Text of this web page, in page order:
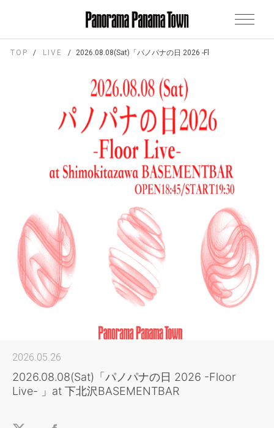
TOP LIVE 2026.08.08(Sat)「パノパナの日 2026 -Floor Live- 」at 下北
2026.05.26
2026.08.08(Sat)「パノパナの日 2026 -Floor
Live- 」at 下北沢BASEMENTBAR